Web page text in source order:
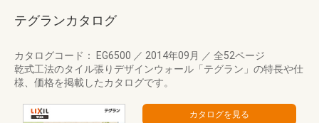
テグランカタログ
カタログコード： EG6500 ／ 2014年09月 ／ 全52ページ
乾式工法のタイル張りデザインウォール「テグラン」の特長や仕
様、価格を掲載したカタログです。